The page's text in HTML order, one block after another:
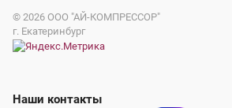
© 2026 ООО "АЙ-КОМПРЕССОР"
г. Екатеринбург
Наши контакты